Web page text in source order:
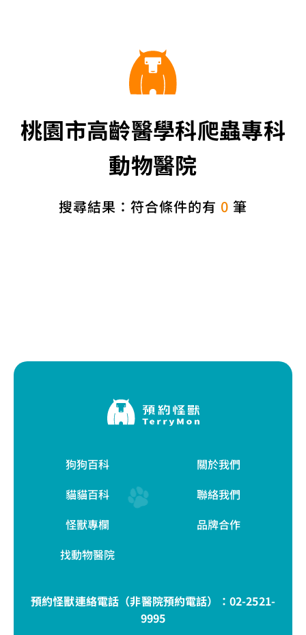
桃園市高齡醫學科爬蟲專科
動物醫院
搜尋結果：符合條件的有 0 筆
狗狗百科
貓貓百科
怪獸專欄
找動物醫院
關於我們
聯絡我們
品牌合作
預約怪獸連絡電話（非醫院預約電話）： 02-2521-
9995